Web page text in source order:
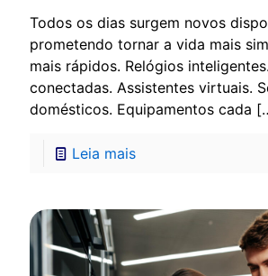
Todos os dias surgem novos
prometendo tornar a vida mais
mais rápidos. Relógios
conectadas. Assistentes virtuais.
domésticos. Equipamentos cada
Leia mais